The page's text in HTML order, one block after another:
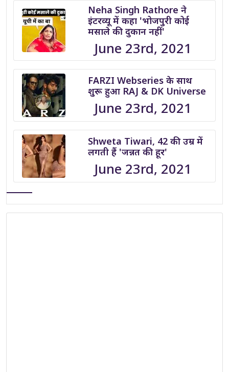
Neha Singh Rathore ने
इंटरव्यू में कहा 'भोजपुरी कोई
मसाले की दुकान नहीं'
June 23rd, 2021
FARZI Webseries के साथ
शुरू हुआ RAJ & DK Universe
June 23rd, 2021
Shweta Tiwari, 42 की उम्र में
लगती हैं 'जन्नत की हूर'
June 23rd, 2021